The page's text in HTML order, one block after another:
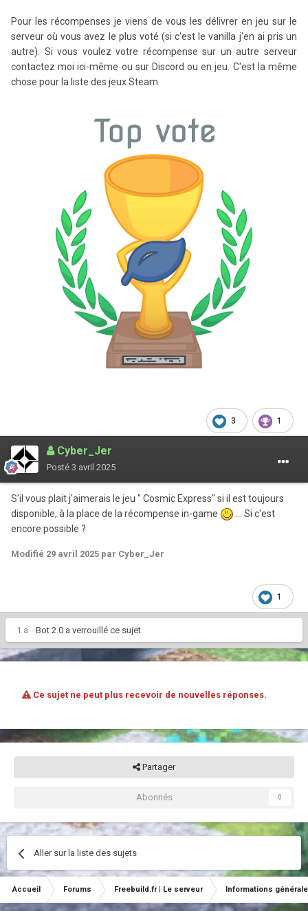
Pour les récompenses je viens de vous les délivrer en jeu sur le
serveur où vous avez le plus voté (si c'est le vanilla j'en ai pris un
autre). Si vous voulez votre récompense sur un autre serveur
contactez moi ici-même ou sur Discord ou en jeu. C'est la même
chose pour la liste des jeux Steam
3 1
Cyber_Jer
Posté 3 avril 2025
S'il vous plait j'aimerais le jeu " Cosmic Express" si il est toujours
disponible, à la place de la récompense in-game
... Si c'est
encore possible ?
Modifié 29 avril 2025 par Cyber_Jer
1
1 a Bot 2.0 a verrouillé ce sujet
Ce sujet ne peut plus recevoir de nouvelles réponses.
Partager
Abonnés 0
Aller sur la liste des sujets
Accueil Forums Freebuild.fr | Le serveur Informations